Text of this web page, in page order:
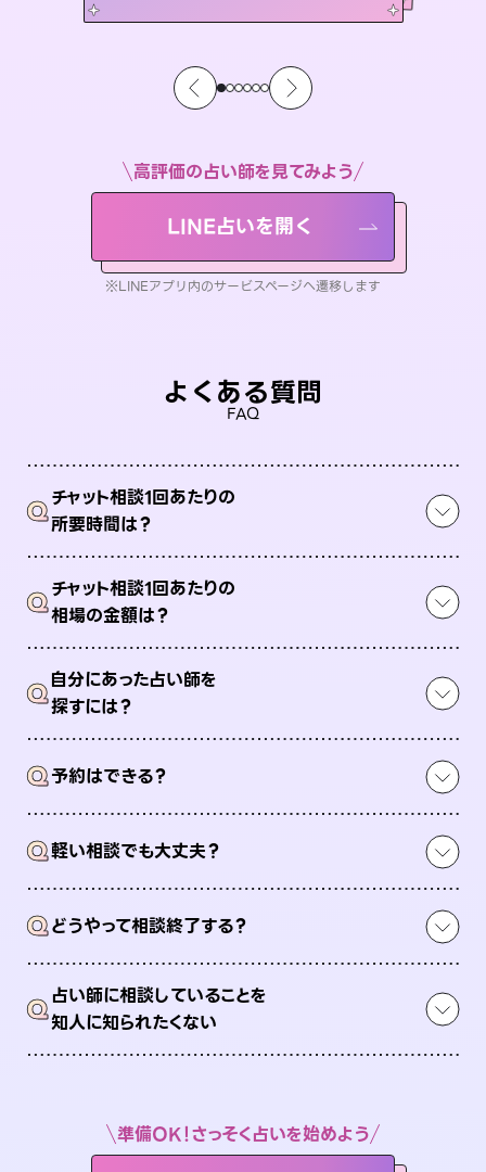
高評価の占い師を見てみよう
LINE占いを開く
※LINEアプリ内のサービスページへ遷移します
よくある質問
FAQ
Qチャット相談1回あたりの
所要時間は？
Qチャット相談1回あたりの
相場の金額は？
Q自分にあった占い師を
探すには？
Q予約はできる？
Q軽い相談でも大丈夫？
Qどうやって相談終了する？
Q占い師に相談していることを
知人に知られたくない
準備OK！さっそく占いを始めよう